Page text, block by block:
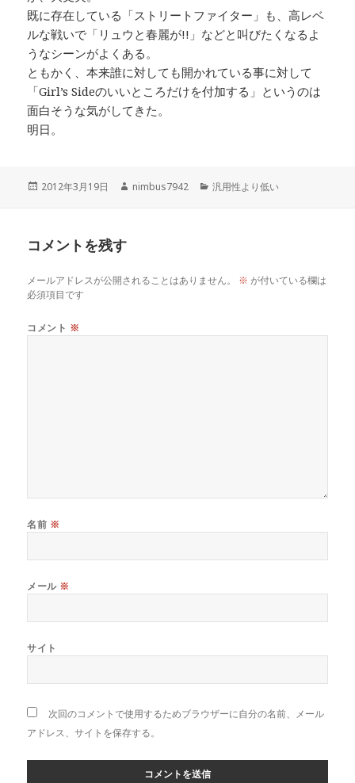
既に存在している「ストリートファイター」も、高レベ
ルな戦いで「リュウと春麗が!!」などと叫びたくなるよ
うなシーンがよくある。
ともかく、本来誰に対しても開かれている事に対して
「Girl’s Sideのいいところだけを付加する」というのは
面白そうな気がしてきた。
明日。
投
2012年3月19日
作
nimbus7942
カ
汎用性より低い
コメントを残す
メールアドレスが公開されることはありません。 ※ が付いている欄は
必須項目です
コメント ※
名前 ※
メール ※
サイト
次回のコメントで使用するためブラウザーに自分の名前、メール
アドレス、サイトを保存する。